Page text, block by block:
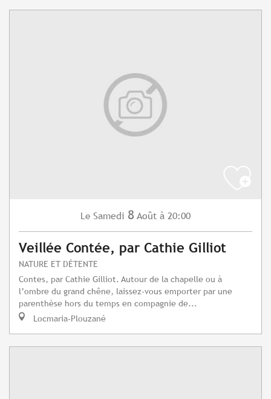
Le Samedi 8 Août à 20:00
Veillée Contée, par Cathie Gilliot
NATURE ET DÉTENTE
Contes, par Cathie Gilliot. Autour de la chapelle ou à
l’ombre du grand chêne, laissez-vous emporter par une
parenthèse hors du temps en compagnie de...
Locmaria-Plouzané